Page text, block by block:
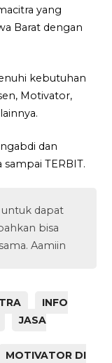
yang
Barat dengan
kebutuhan
Motivator,
dan
TERBIT.
dapat
bisa
Aamiin
INFO
JASA
MOTIVATOR DI